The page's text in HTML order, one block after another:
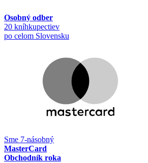
Osobný odber
20 kníhkupectiev
po celom Slovensku
Sme 7-násobný
MasterCard
Obchodník roka